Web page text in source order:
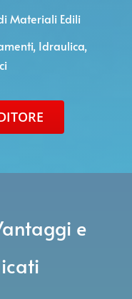
Materiali Edili
Idraulica,
e